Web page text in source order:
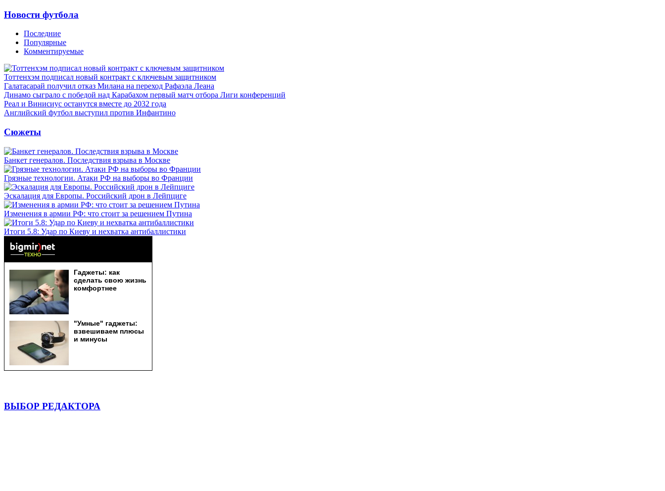
Новости футбола
Последние
Популярные
Комментируемые
Тоттенхэм подписал новый контракт с ключевым защитником
Галатасарай получил отказ Милана на переход Рафаэла Леана
Динамо сыграло с победой над Карабахом первый матч отбора Лиги конференций
Реал и Винисиус останутся вместе до 2032 года
Английский футбол выступил против Инфантино
Сюжеты
Банкет генералов. Последствия взрыва в Москве
Грязные технологии. Атаки РФ на выборы во Франции
Эскалация для Европы. Российский дрон в Лейпциге
Изменения в армии РФ: что стоит за решением Путина
Итоги 5.8: Удар по Киеву и нехватка антибаллистики
ВЫБОР РЕДАКТОРА